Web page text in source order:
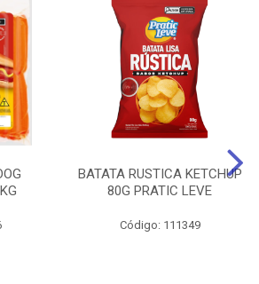
BATATA RUSTICA KETCHUP
80G PRATIC LEVE
Código: 111349